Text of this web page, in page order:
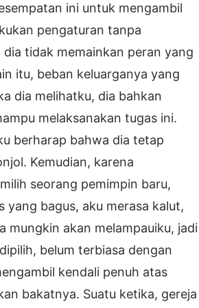
ini untuk mengambil
pengaturan tanpa
tidak memainkan peran yang
itu, beban keluarganya yang
dia melihatku, dia bahkan
melaksanakan tugas ini.
berharap bahwa dia tetap
Kemudian, karena
seorang pemimpin baru,
yang bagus, aku merasa kalut,
mungkin akan melampauiku, jadi
belum terbiasa dengan
kendali penuh atas
bakatnya. Suatu ketika, gereja